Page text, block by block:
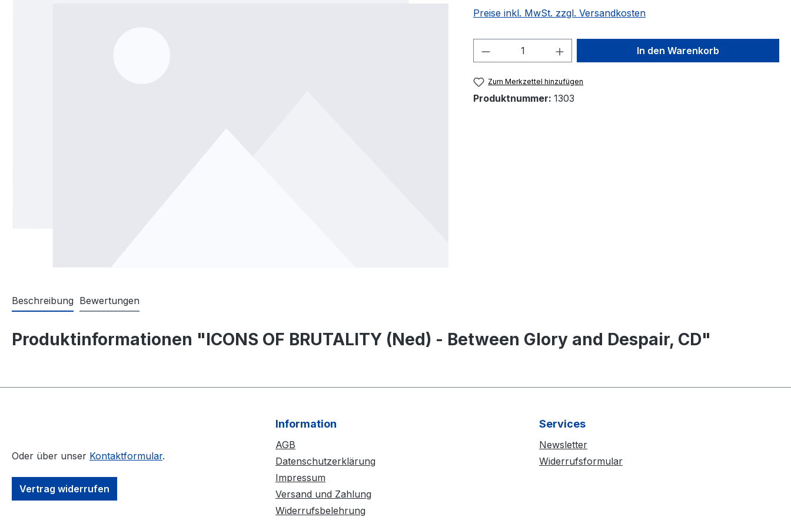
Preise inkl. MwSt. zzgl. Versandkosten
Produkt Anzahl: Gib den gewünschten Wert
In den Warenkorb
Zum Merkzettel hinzufügen
Produktnummer: 1303
Beschreibung Bewertungen
Produktinformationen "ICONS OF BRUTALITY (Ned) - Between Glory and Despair, CD"
Oder über unser Kontaktformular.
Vertrag widerrufen
Information
AGB
Datenschutzerklärung
Impressum
Versand und Zahlung
Widerrufsbelehrung
Services
Newsletter
Widerrufsformular